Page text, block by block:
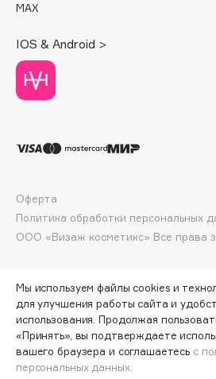
Davines
Dior
Divage
Dolomit
Dr. Vranjes Firenze
Dr.Althea
DSD de Luxe
Dyson
ДОБАВИТЬ В КОРЗИНУ
MAX
IOS & Android >
ООО «Визаж косметикс» Все права
Оферта
Политика обработки персональных
Мы используем файлы cookies и
для улучшения работы сайта и
использования. Продолжая
«Принять», вы подтверждаете
вашего браузера и соглашаетесь с
персональных данных.